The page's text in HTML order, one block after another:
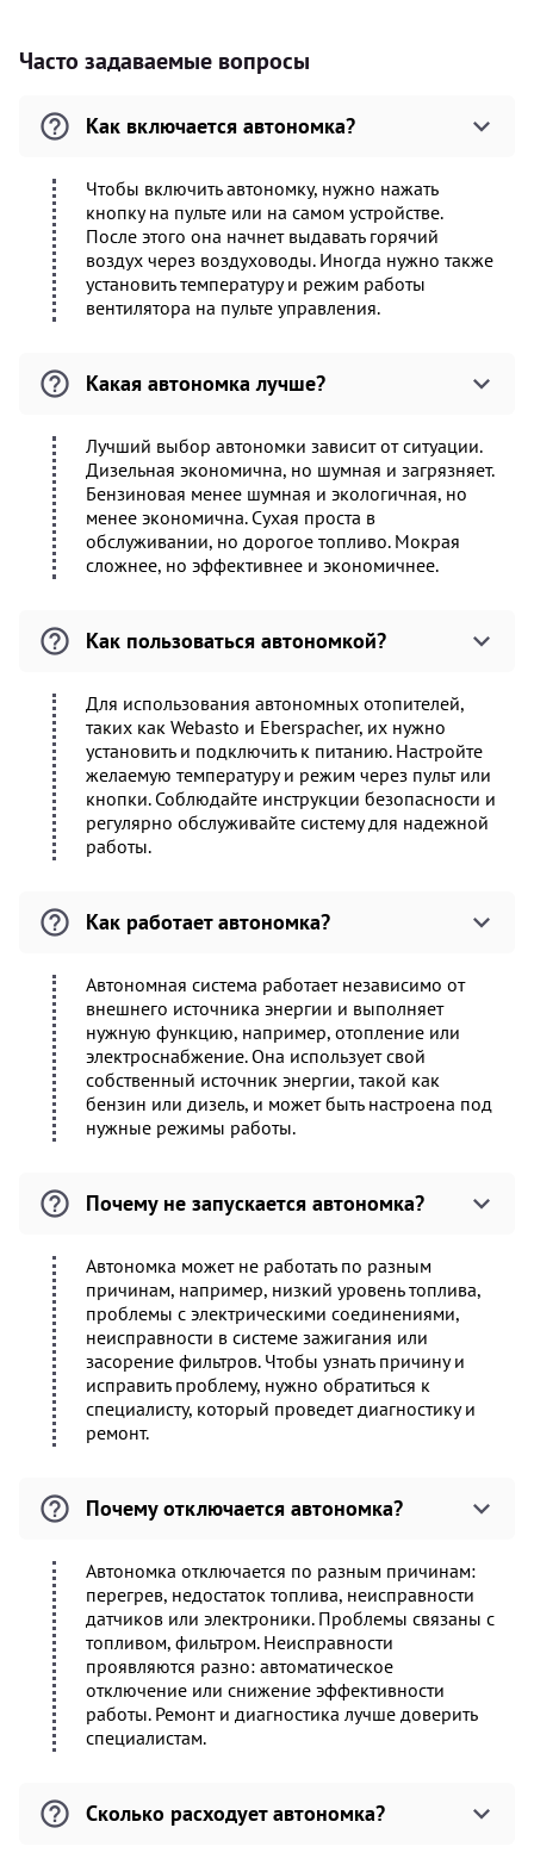
Часто задаваемые вопросы
Как включается автономка?
Чтобы включить автономку, нужно нажать
кнопку на пульте или на самом устройстве.
После этого она начнет выдавать горячий
воздух через воздуховоды. Иногда нужно также
установить температуру и режим работы
вентилятора на пульте управления.
Какая автономка лучше?
Лучший выбор автономки зависит от ситуации.
Дизельная экономична, но шумная и загрязняет.
Бензиновая менее шумная и экологичная, но
менее экономична. Сухая проста в
обслуживании, но дорогое топливо. Мокрая
сложнее, но эффективнее и экономичнее.
Как пользоваться автономкой?
Для использования автономных отопителей,
таких как Webasto и Eberspacher, их нужно
установить и подключить к питанию. Настройте
желаемую температуру и режим через пульт или
кнопки. Соблюдайте инструкции безопасности и
регулярно обслуживайте систему для надежной
работы.
Как работает автономка?
Автономная система работает независимо от
внешнего источника энергии и выполняет
нужную функцию, например, отопление или
электроснабжение. Она использует свой
собственный источник энергии, такой как
бензин или дизель, и может быть настроена под
нужные режимы работы.
Почему не запускается автономка?
Автономка может не работать по разным
причинам, например, низкий уровень топлива,
проблемы с электрическими соединениями,
неисправности в системе зажигания или
засорение фильтров. Чтобы узнать причину и
исправить проблему, нужно обратиться к
специалисту, который проведет диагностику и
ремонт.
Почему отключается автономка?
Автономка отключается по разным причинам:
перегрев, недостаток топлива, неисправности
датчиков или электроники. Проблемы связаны с
топливом, фильтром. Неисправности
проявляются разно: автоматическое
отключение или снижение эффективности
работы. Ремонт и диагностика лучше доверить
специалистам.
Сколько расходует автономка?